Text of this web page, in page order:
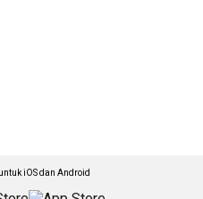
iOS dan Android